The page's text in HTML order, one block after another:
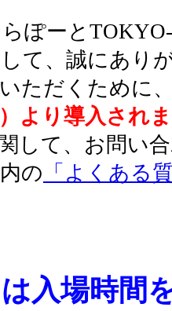
ぽーと
て、誠にあり
ただくために
より導入され
して、お問い
の 「よくある
入場時間